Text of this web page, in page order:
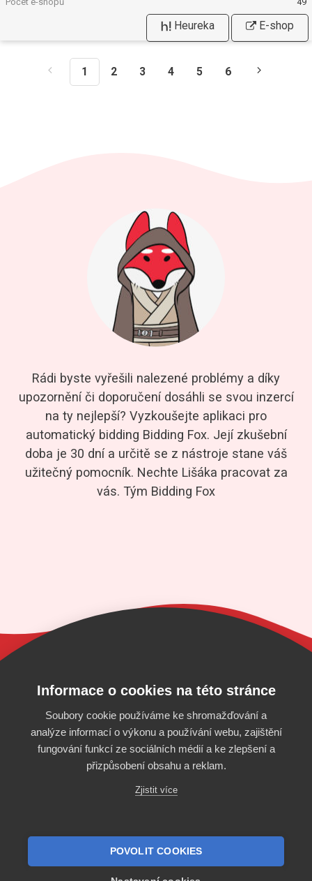
Heureka E-shop
1 2 3 4 5 6
Rádi byste vyřešili nalezené problémy a díky
upozornění či doporučení dosáhli se svou inzercí
na ty nejlepší? Vyzkoušejte aplikaci pro
automatický bidding Bidding Fox. Její zkušební
doba je 30 dní a určitě se z nástroje stane váš
užitečný pomocník. Nechte Lišáka pracovat za
vás. Tým Bidding Fox
Profitak group, s.r.o.
Informace o cookies na této stránce
Soubory cookie používáme ke shromažďování a
analýze informací o výkonu a používání webu, zajištění
fungování funkcí ze sociálních médií a ke zlepšení a
přizpůsobení obsahu a reklam.
Zjistit více
POVOLIT COOKIES